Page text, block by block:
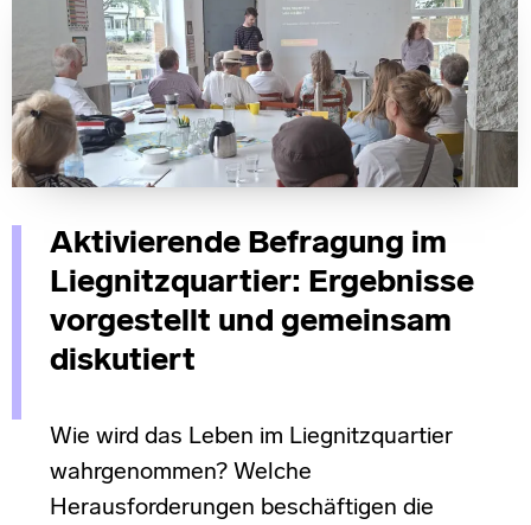
Aktivierende Befragung im
Liegnitzquartier: Ergebnisse
vorgestellt und gemeinsam
diskutiert
Wie wird das Leben im Liegnitzquartier
wahrgenommen? Welche
Herausforderungen beschäftigen die